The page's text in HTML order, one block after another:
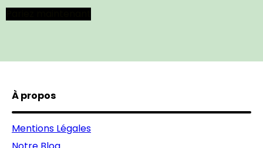
À propos
Mentions Légales